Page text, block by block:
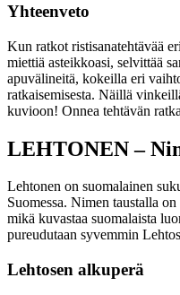
Yhteenveto
Kun ratkot ristisanatehtävää
miettiä asteikkoasi, selvittää
apuvälineitä, kokeilla eri
ratkaisemisesta. Näillä
kuvioon! Onnea tehtävän
LEHTONEN –
Lehtonen on suomalainen
Suomessa. Nimen taustalla
mikä kuvastaa suomalaista
pureudutaan syvemmin
Lehtosen alkuperä